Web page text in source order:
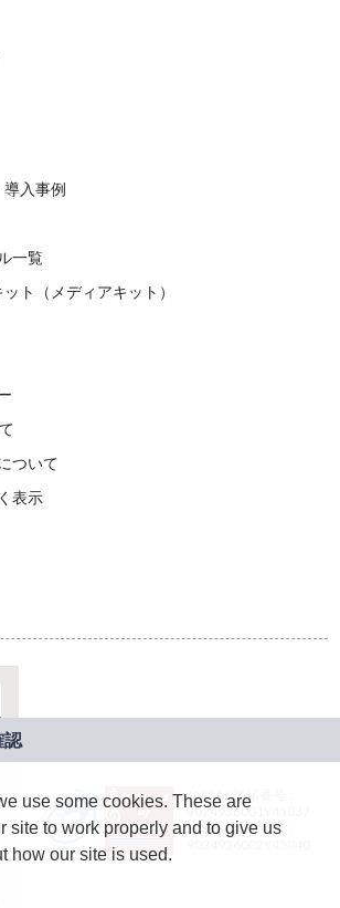
入事例
一覧
ト（メディアキット）
ついて
表示
JASRAC許諾番号：
9024936001Y45037
JASRAC許諾番号：
use some cookies. These are
site to work properly and to give us
how our site is used.